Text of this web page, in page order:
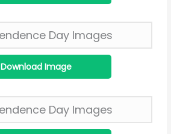
Download Image